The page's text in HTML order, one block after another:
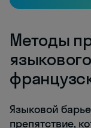
Методы
Языковой
препятствие,